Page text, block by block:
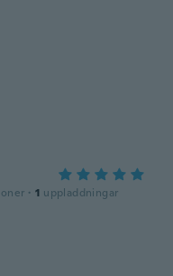
· 1 uppladdningar